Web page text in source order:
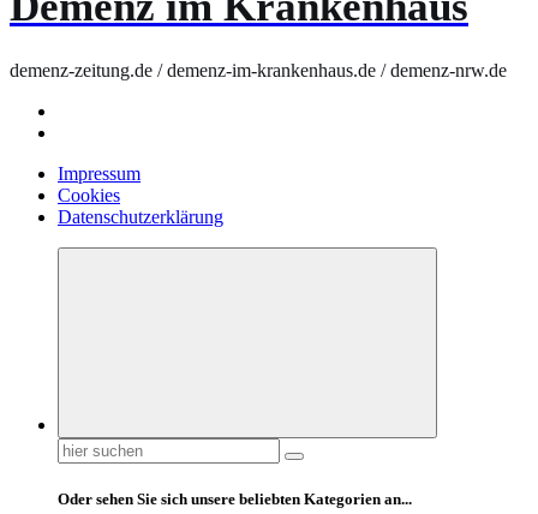
demenz-zeitung.de / demenz-im-krankenhaus.de / demenz-nrw.de
Impressum
Cookies
Datenschutzerklärung
Suchen
nach:
Oder sehen Sie sich unsere beliebten Kategorien an...